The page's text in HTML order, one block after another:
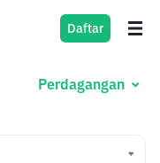
Daftar
Perdagangan